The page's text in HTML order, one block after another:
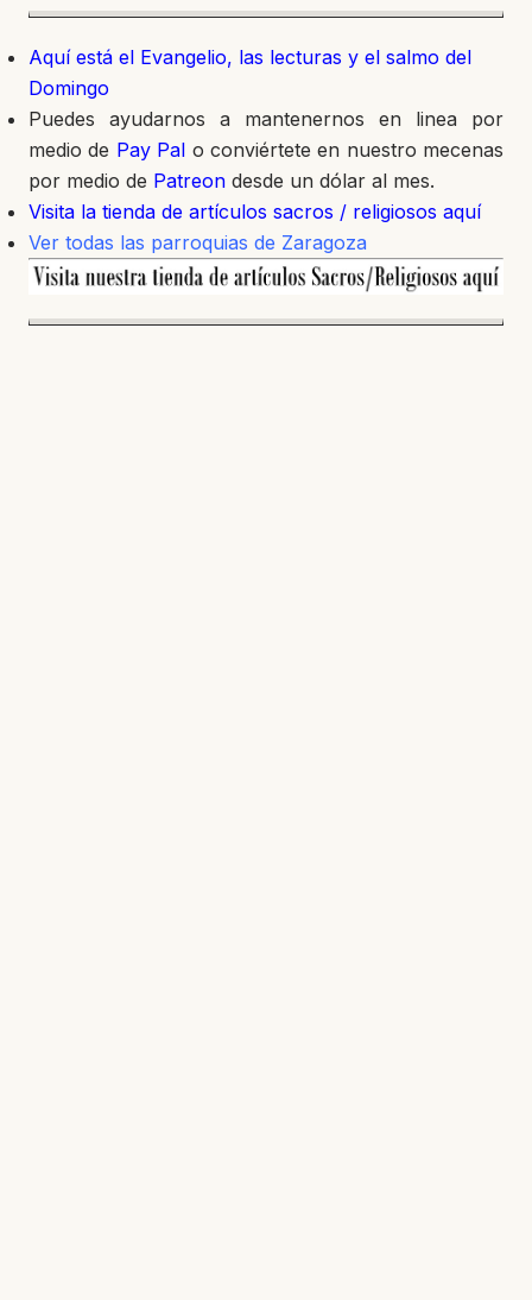
Aquí está el Evangelio, las lecturas y el salmo del
Domingo
Puedes ayudarnos a mantenernos en linea por
medio de Pay Pal o conviértete en nuestro mecenas
por medio de Patreon desde un dólar al mes.
Visita la tienda de artículos sacros / religiosos aquí
Ver todas las parroquias de Zaragoza